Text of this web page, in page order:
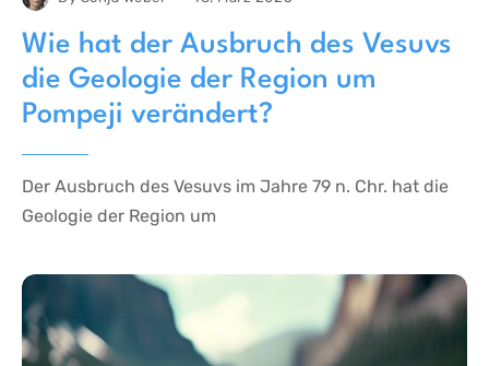
Wie hat der Ausbruch des Vesuvs
die Geologie der Region um
Pompeji verändert?
Der Ausbruch des Vesuvs im Jahre 79 n. Chr. hat die
Geologie der Region um